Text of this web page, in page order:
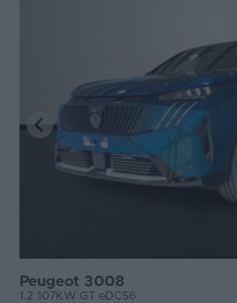
Peugeot 3008
1.2 107KW GT eDCS6